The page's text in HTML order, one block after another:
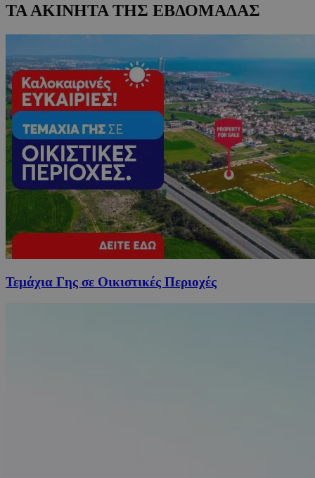
ΤΑ ΑΚΙΝΗΤΑ ΤΗΣ ΕΒΔΟΜΑΔΑΣ
Τεμάχια Γης σε Οικιστικές Περιοχές